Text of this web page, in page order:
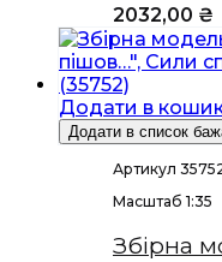
2032,00 ₴
Додати в
Додати в список
Артикул
Масштаб 1:35
Збірна